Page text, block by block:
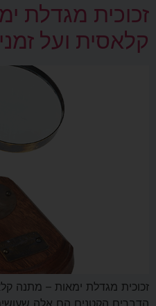
זכוכית מגדלת
קלאסית ועל
זכוכית מגדלת ימאות – מתנה